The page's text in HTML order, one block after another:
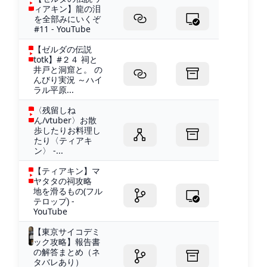
ィアキン】龍の泪
を全部みにいくぞ
#11 - YouTube
【ゼルダの伝説
totk】#２４ 祠と
井戸と洞窟と。 の
んびり実況 ～ハイ
ラル平原...
〈残留しね
ん/vtuber〉お散
歩したりお料理し
たり〈ティアキ
ン〉 -...
【ティアキン】マ
ヤタタの祠攻略
地を滑るもの(フル
テロップ) -
YouTube
【東京サイコデミ
ック攻略】報告書
の解答まとめ（ネ
タバレあり）